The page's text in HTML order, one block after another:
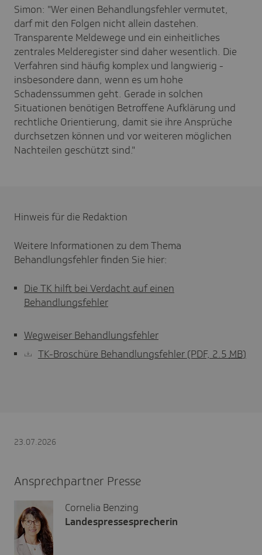
Simon: "Wer einen Behandlungsfehler vermutet,
darf mit den Folgen nicht allein dastehen.
Transparente Meldewege und ein einheitliches
zentrales Melderegister sind daher wesentlich. Die
Verfahren sind häufig komplex und langwierig -
insbesondere dann, wenn es um hohe
Schadenssummen geht. Gerade in solchen
Situationen benötigen Betroffene Aufklärung und
rechtliche Orientierung, damit sie ihre Ansprüche
durchsetzen können und vor weiteren möglichen
Nachteilen geschützt sind."
Hinweis für die Redaktion
Weitere Informationen zu dem Thema
Behandlungsfehler finden Sie hier:
Die TK hilft bei Verdacht auf einen
Behandlungsfehler
Wegweiser Behandlungsfehler
TK-Broschüre Behandlungsfehler (PDF, 2.5 MB)
23.07.2026
Ansprechpartner Presse
Cornelia Benzing
Landespressesprecherin